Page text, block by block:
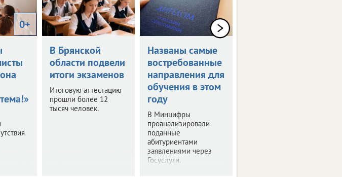
0+
В Брянской
области подвели
итоги экзаменов
Итоговую аттестацию
прошли более 12
тысяч человек.
Названы самые
востребованные
направления для
обучения в этом
году
В Минцифры
проанализировали
поданные
абитуриентами
заявлениями через
Госуслуги.